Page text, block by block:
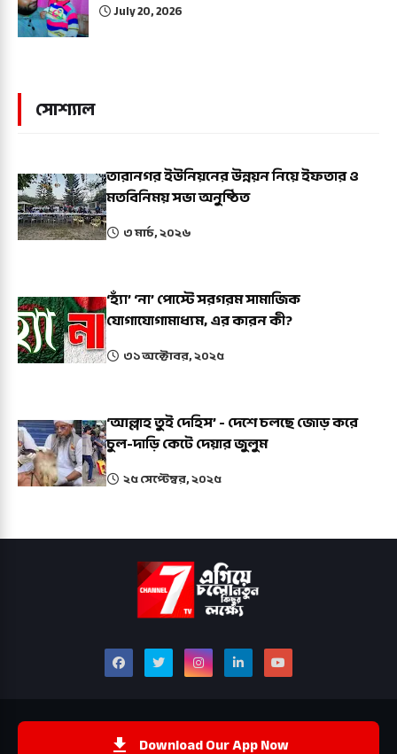
July 20, 2026
সোশ্যাল
তারানগর ইউনিয়নের উন্নয়ন নিয়ে ইফতার ও
মতবিনিময় সভা অনুষ্ঠিত
৩ মার্চ, ২০২৬
‘হ্যাঁ’ ‘না’ পোস্টে সরগরম সামাজিক
যোগাযোগামাধ্যম, এর কারন কী?
৩১ অক্টোবর, ২০২৫
‘আল্লাহ তুই দেহিস’ - দেশে চলছে জোড় করে
চুল-দাড়ি কেটে দেয়ার জুলুম
২৫ সেপ্টেম্বর, ২০২৫
Download Our App Now